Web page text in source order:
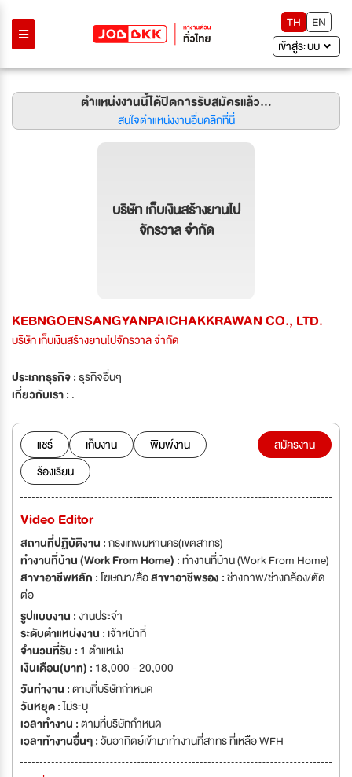
TH
EN
เข้าสู่ระบบ
ตำแหน่งงานนี้ได้ปิดการรับสมัครแล้ว...
สนใจตำแหน่งงานอื่นคลิกที่นี่
บริษัท เก็บเงินสร้างยานไป
จักรวาล จำกัด
KEBNGOENSANGYANPAICHAKKRAWAN CO., LTD.
บริษัท เก็บเงินสร้างยานไปจักรวาล จำกัด
ประเภทธุรกิจ :ธุรกิจอื่นๆ
เกี่ยวกับเรา : .
แชร์ เก็บงาน
พิมพ์งาน
ร้องเรียน
สมัครงาน
Video Editor
สถานที่ปฏิบัติงาน :กรุงเทพมหานคร(เขตสาทร)
ทำงานที่บ้าน (Work From Home) :ทำงานที่บ้าน (Work From Home)
สาขาอาชีพหลัก :โฆษณา/สื่อสาขาอาชีพรอง :ช่างภาพ/ช่างกล้อง/ตัด
ต่อ
รูปแบบงาน :งานประจำ
ระดับตำแหน่งงาน : เจ้าหน้าที่
จำนวนที่รับ : 1 ตำแหน่ง
เงินเดือน(บาท) : 18,000 - 20,000
วันทำงาน :ตามที่บริษัทกำหนด
วันหยุด :ไม่ระบุ
เวลาทำงาน :ตามที่บริษัทกำหนด
เวลาทำงานอื่นๆ :วันอาทิตย์เข้ามาทำงานที่สาทร ที่เหลือ WFH